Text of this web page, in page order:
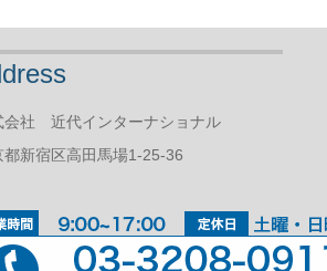
会社 近代インターナショナル
都新宿区高田馬場1-25-36